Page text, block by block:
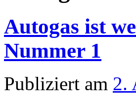
Autogas ist
Nummer 1
Publiziert am 2.